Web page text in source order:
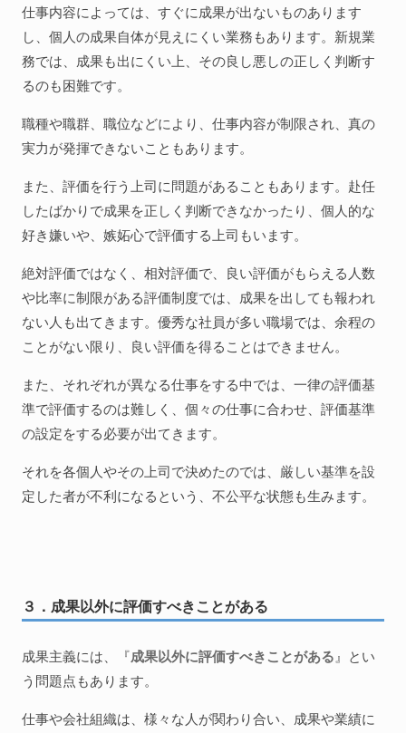
仕事内容によっては、すぐに成果が出ないものあります
し、個人の成果自体が見えにくい業務もあります。新規業
務では、成果も出にくい上、その良し悪しの正しく判断す
るのも困難です。
職種や職群、職位などにより、仕事内容が制限され、真の
実力が発揮できないこともあります。
また、評価を行う上司に問題があることもあります。赴任
したばかりで成果を正しく判断できなかったり、個人的な
好き嫌いや、嫉妬心で評価する上司もいます。
絶対評価ではなく、相対評価で、良い評価がもらえる人数
や比率に制限がある評価制度では、成果を出しても報われ
ない人も出てきます。優秀な社員が多い職場では、余程の
ことがない限り、良い評価を得ることはできません。
また、それぞれが異なる仕事をする中では、一律の評価基
準で評価するのは難しく、個々の仕事に合わせ、評価基準
の設定をする必要が出てきます。
それを各個人やその上司で決めたのでは、厳しい基準を設
定した者が不利になるという、不公平な状態も生みます。
３．成果以外に評価すべきことがある
成果主義には、『成果以外に評価すべきことがある』とい
う問題点もあります。
仕事や会社組織は、様々な人が関わり合い、成果や業績に